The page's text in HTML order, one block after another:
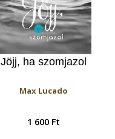
Jöjj, ha szomjazol
Max Lucado
1 600 Ft